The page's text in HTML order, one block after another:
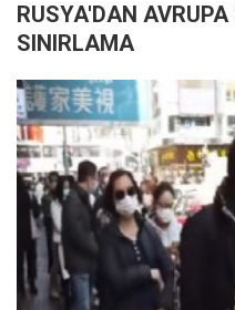
RUSYA'DAN AVRUPA
SINIRLAMA